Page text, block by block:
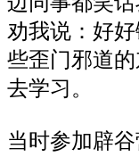
劝我说：好
些歪门邪道
去学习。
当时参加辟